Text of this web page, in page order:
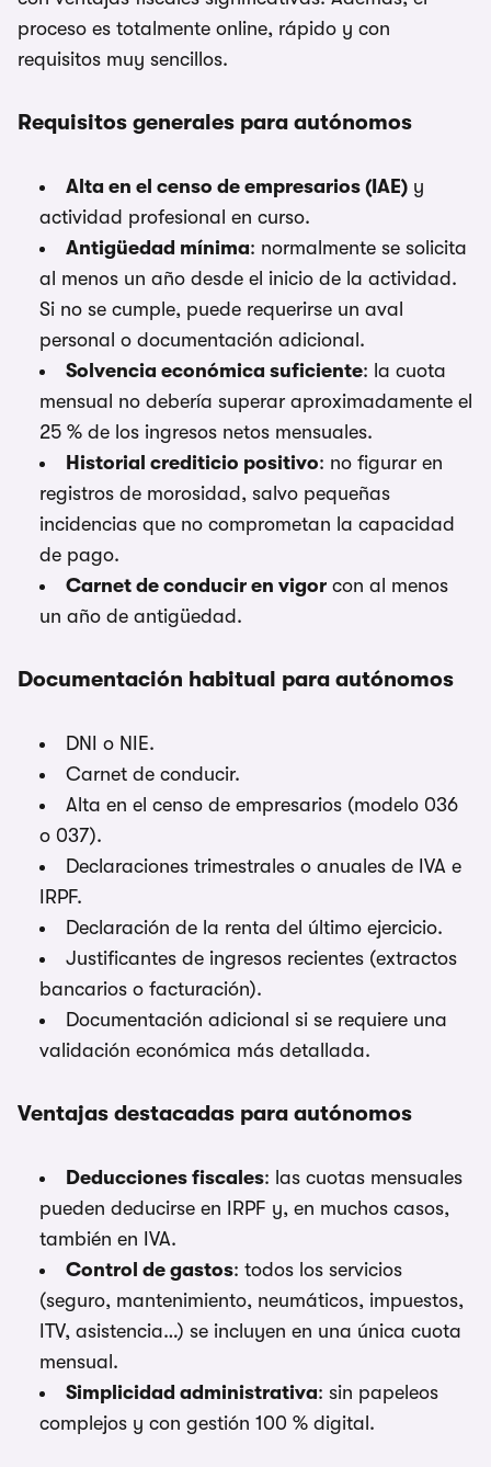
proceso es totalmente online, rápido y con
requisitos muy sencillos.
Requisitos generales para autónomos
Alta en el censo de empresarios (IAE) y
actividad profesional en curso.
Antigüedad mínima: normalmente se solicita
al menos un año desde el inicio de la actividad.
Si no se cumple, puede requerirse un aval
personal o documentación adicional.
Solvencia económica suficiente: la cuota
mensual no debería superar aproximadamente el
25 % de los ingresos netos mensuales.
Historial crediticio positivo: no figurar en
registros de morosidad, salvo pequeñas
incidencias que no comprometan la capacidad
de pago.
Carnet de conducir en vigor con al menos
un año de antigüedad.
Documentación habitual para autónomos
DNI o NIE.
Carnet de conducir.
Alta en el censo de empresarios (modelo 036
o 037).
Declaraciones trimestrales o anuales de IVA e
IRPF.
Declaración de la renta del último ejercicio.
Justificantes de ingresos recientes (extractos
bancarios o facturación).
Documentación adicional si se requiere una
validación económica más detallada.
Ventajas destacadas para autónomos
Deducciones fiscales: las cuotas mensuales
pueden deducirse en IRPF y, en muchos casos,
también en IVA.
Control de gastos: todos los servicios
(seguro, mantenimiento, neumáticos, impuestos,
ITV, asistencia…) se incluyen en una única cuota
mensual.
Simplicidad administrativa: sin papeleos
complejos y con gestión 100 % digital.